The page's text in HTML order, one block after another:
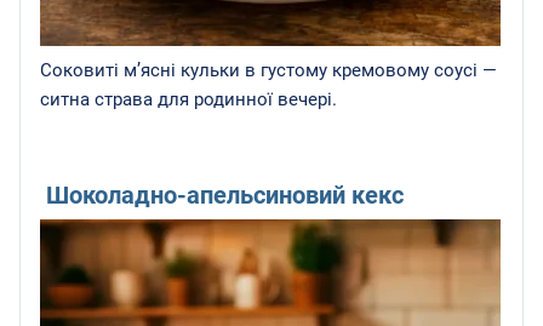
Соковиті м’ясні кульки в густому кремовому соусі —
ситна страва для родинної вечері.
Шоколадно-апельсиновий кекс